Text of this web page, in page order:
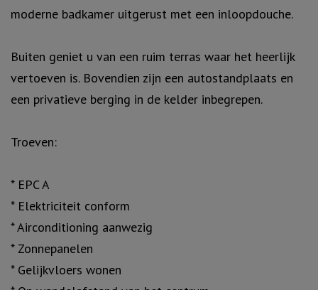
moderne badkamer uitgerust met een inloopdouche.
Buiten geniet u van een ruim terras waar het heerlijk
vertoeven is. Bovendien zijn een autostandplaats en
een privatieve berging in de kelder inbegrepen.
Troeven:
* EPC A
* Elektriciteit conform
* Airconditioning aanwezig
* Zonnepanelen
* Gelijkvloers wonen